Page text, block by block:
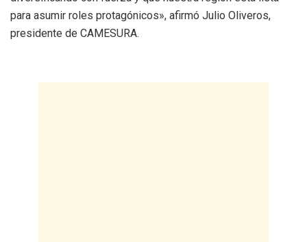
para asumir roles protagónicos», afirmó Julio Oliveros,
presidente de CAMESURA.